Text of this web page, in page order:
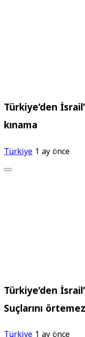
Türkiye’den
kınama
Türkiye 1 ay önce
Türkiye’den
Suçlarını